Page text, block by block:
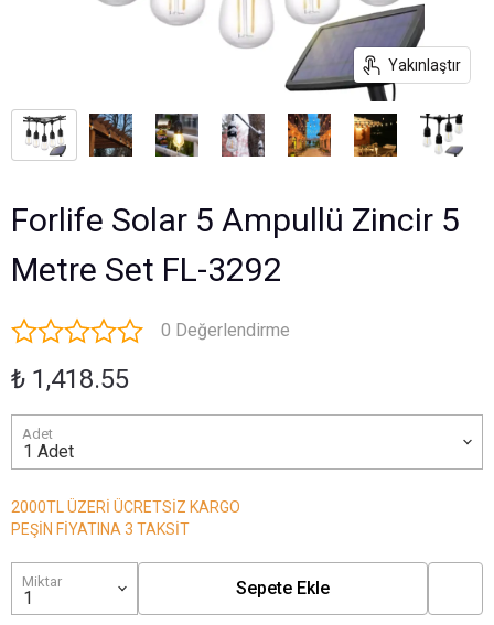
Yakınlaştır
Forlife Solar 5 Ampullü Zincir 5
Metre Set FL-3292
0 Değerlendirme
₺ 1,418.55
Adet
2000TL ÜZERİ ÜCRETSİZ KARGO
PEŞİN FİYATINA 3 TAKSİT
Miktar Sepete Ekle